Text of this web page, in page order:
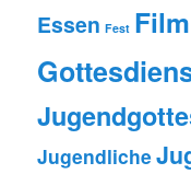
Essen Fest Film
Jugendliche